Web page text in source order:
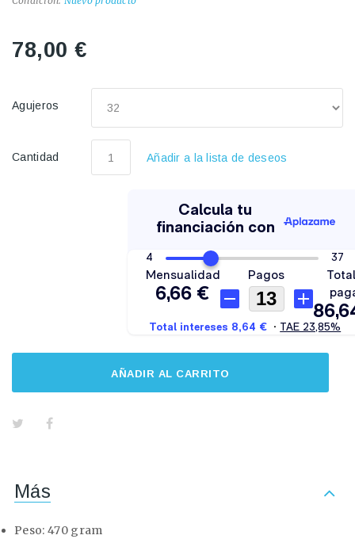
78,00 €
Agujeros
Cantidad Añadir a la lista de deseos
AÑADIR AL CARRITO
Más
Peso: 470 gram